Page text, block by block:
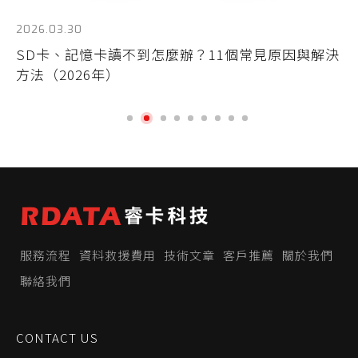
2026.03.30
SD卡、記憶卡讀不到怎麼辦？11個常見原因與解決
方法（2026年）
服務流程 資料救援費用 技術文章 客戶推薦
關於我們
聯絡我們
CONTACT US